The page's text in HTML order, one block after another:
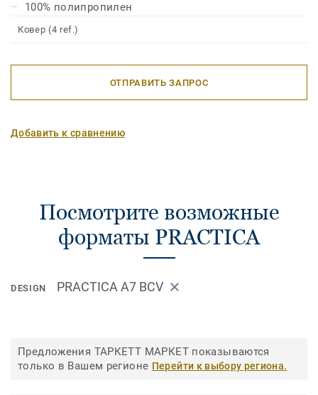
100% полипропилен
Ковер (4 ref.)
ОТПРАВИТЬ ЗАПРОС
Добавить к сравнению
Посмотрите возможные
форматы PRACTICA
DESIGN PRACTICA A7 BCV
Предложения ТАРКЕТТ МАРКЕТ показываются
только в Вашем регионе Перейти к выбору региона.